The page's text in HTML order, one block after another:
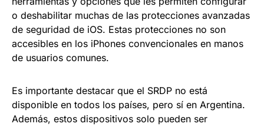
o deshabilitar muchas de las protecciones avanzadas
de seguridad de iOS. Estas protecciones no son
accesibles en los iPhones convencionales en manos
de usuarios comunes.
Es importante destacar que el SRDP no está
disponible en todos los países, pero sí en Argentina.
Además, estos dispositivos solo pueden ser